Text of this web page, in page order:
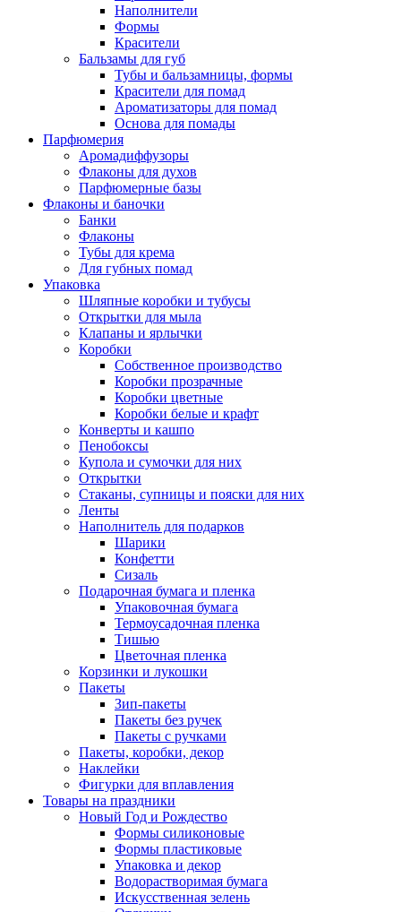
Наполнители
Формы
Красители
Бальзамы для губ
Тубы и бальзамницы, формы
Красители для помад
Ароматизаторы для помад
Основа для помады
Парфюмерия
Аромадиффузоры
Флаконы для духов
Парфюмерные базы
Флаконы и баночки
Банки
Флаконы
Тубы для крема
Для губных помад
Упаковка
Шляпные коробки и тубусы
Открытки для мыла
Клапаны и ярлычки
Коробки
Собственное производство
Коробки прозрачные
Коробки цветные
Коробки белые и крафт
Конверты и кашпо
Пенобоксы
Купола и сумочки для них
Открытки
Стаканы, супницы и пояски для них
Ленты
Наполнитель для подарков
Шарики
Конфетти
Сизаль
Подарочная бумага и пленка
Упаковочная бумага
Термоусадочная пленка
Тишью
Цветочная пленка
Корзинки и лукошки
Пакеты
Зип-пакеты
Пакеты без ручек
Пакеты с ручками
Пакеты, коробки, декор
Наклейки
Фигурки для вплавления
Товары на праздники
Новый Год и Рождество
Формы силиконовые
Формы пластиковые
Упаковка и декор
Водорастворимая бумага
Искусственная зелень